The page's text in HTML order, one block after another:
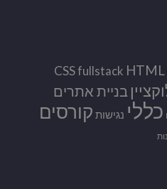
CSSfullstack HTML
בניית אתרים
כללי נגישות קורסים